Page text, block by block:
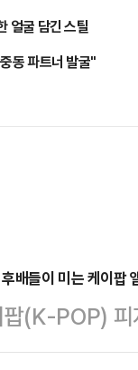
얼굴 담긴 스틸
동 파트너 발굴"
배들이 미는 케이팝
(K-POP) 피
된 피지컬